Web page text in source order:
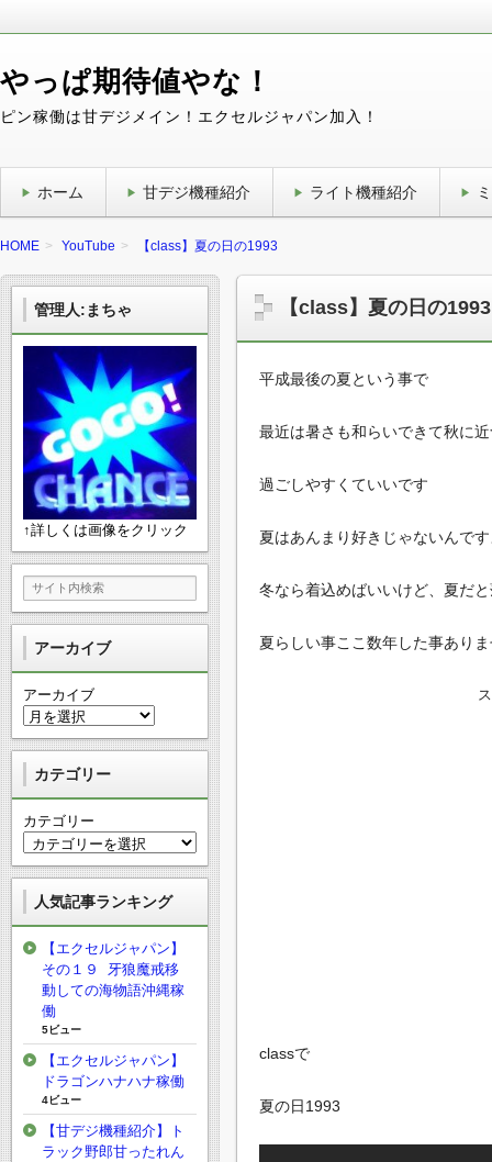
やっぱ期待値やな！
ピン稼働は甘デジメイン！エクセルジャパン加入！
ホーム 甘デジ機種紹介 ライト機種紹介
HOME YouTube 【class】夏の日の1993
【class】夏の日の1993
平成最後の夏という事で
最近は暑さも和らいできて秋に
過ごしやすくていいです
夏はあんまり好きじゃないんで
冬なら着込めばいいけど、夏だ
夏らしい事ここ数年した事あり
classで
夏の日1993
管理人:まちゃ
↑詳しくは画像をクリック
アーカイブ
アーカイブ
カテゴリー
カテゴリー
人気記事ランキング
【エクセルジャパン】
その１９ 牙狼魔戒移
動しての海物語沖縄稼
働
5ビュー
【エクセルジャパン】
ドラゴンハナハナ稼働
4ビュー
【甘デジ機種紹介】ト
ラック野郎甘ったれん